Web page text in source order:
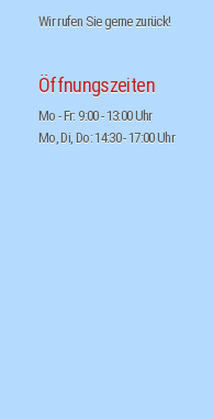
Wir rufen Sie gerne zurück!
Öffnungszeiten
Mo - Fr: 9:00 - 13:00 Uhr
Mo, Di, Do: 14:30 - 17:00 Uhr